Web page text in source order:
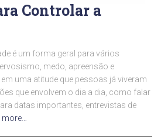
Controlar a
é um forma geral para vários
medo, apreensão e
uma atitude que pessoas já viveram
que envolvem o dia a dia, como falar
datas importantes, entrevistas de
more…